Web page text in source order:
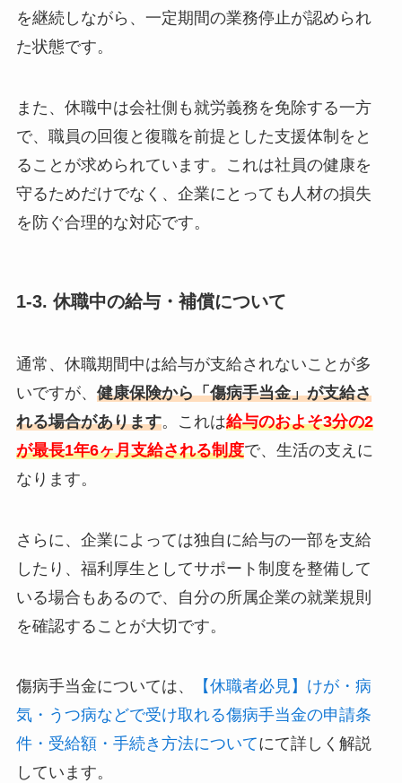
を継続しながら、一定期間の業務停止が認められ
た状態です。
また、休職中は会社側も就労義務を免除する一方
で、職員の回復と復職を前提とした支援体制をと
ることが求められています。これは社員の健康を
守るためだけでなく、企業にとっても人材の損失
を防ぐ合理的な対応です。
1-3. 休職中の給与・補償について
通常、休職期間中は給与が支給されないことが多
いですが、 健康保険から「傷病手当金」が支給さ
れる場合があります。これは給与のおよそ3分の2
が最長1年6ヶ月支給される制度で、生活の支えに
なります。
さらに、企業によっては独自に給与の一部を支給
したり、福利厚生としてサポート制度を整備して
いる場合もあるので、自分の所属企業の就業規則
を確認することが大切です。
傷病手当金については、
【休職者必見】けが・病
気・うつ病などで受け取れる傷病手当金の申請条
件・受給額・手続き方法についてにて詳しく解説
しています。